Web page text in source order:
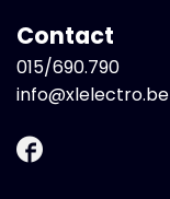
Contact
015/690.790
info@xlelectro.be